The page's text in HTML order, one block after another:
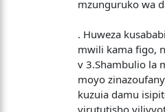
mzunguruko wa
. Huweza
mwili kama figo,
v 3.Shambulio la
moyo
kuzuia damu
virututisho